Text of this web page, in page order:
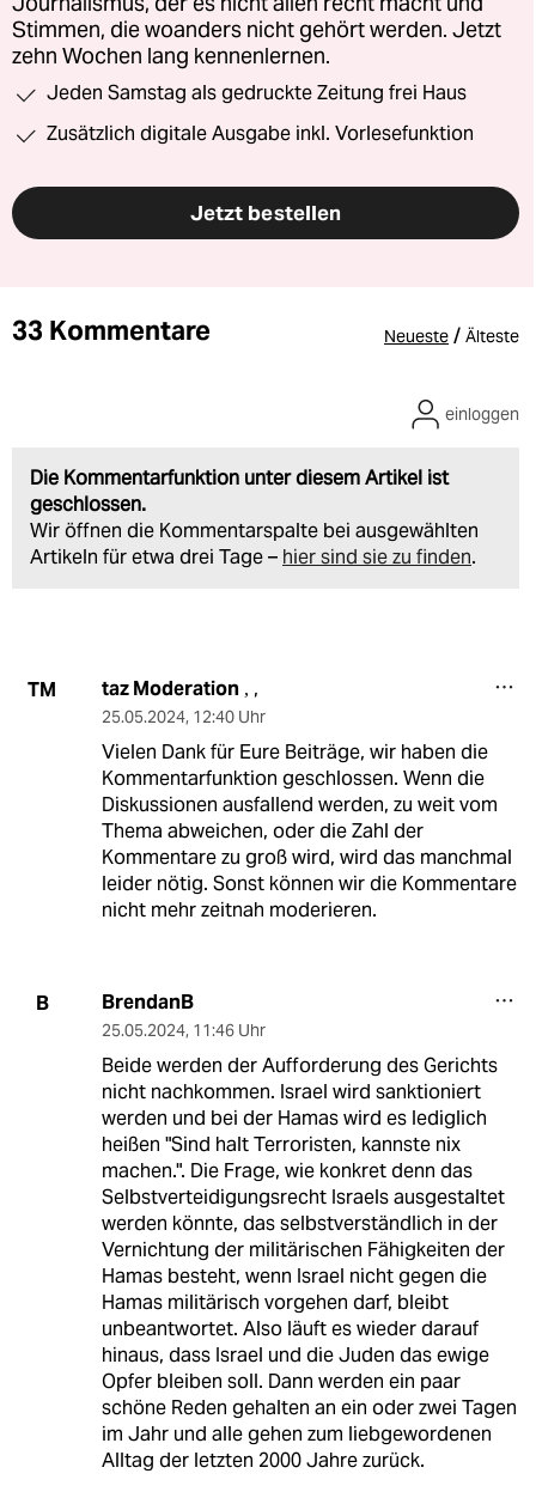
Stimmen, die woanders nicht gehört werden. Jetzt
zehn Wochen lang kennenlernen.
Jeden Samstag als gedruckte Zeitung frei Haus
Zusätzlich digitale Ausgabe inkl. Vorlesefunktion
Jetzt bestellen
33 Kommentare Neueste / Älteste
Die Kommentarfunktion unter diesem Artikel ist
geschlossen.
Wir öffnen die Kommentarspalte bei ausgewählten
Artikeln für etwa drei Tage – hier sind sie zu finden.
einloggen
TM taz Moderation , ,
25.05.2024, 12:40 Uhr
Vielen Dank für Eure Beiträge, wir haben die
Kommentarfunktion geschlossen. Wenn die
Diskussionen ausfallend werden, zu weit vom
Thema abweichen, oder die Zahl der
Kommentare zu groß wird, wird das manchmal
leider nötig. Sonst können wir die Kommentare
nicht mehr zeitnah moderieren.
B BrendanB
25.05.2024, 11:46 Uhr
Beide werden der Aufforderung des Gerichts
nicht nachkommen. Israel wird sanktioniert
werden und bei der Hamas wird es lediglich
heißen "Sind halt Terroristen, kannste nix
machen.". Die Frage, wie konkret denn das
Selbstverteidigungsrecht Israels ausgestaltet
werden könnte, das selbstverständlich in der
Vernichtung der militärischen Fähigkeiten der
Hamas besteht, wenn Israel nicht gegen die
Hamas militärisch vorgehen darf, bleibt
unbeantwortet. Also läuft es wieder darauf
hinaus, dass Israel und die Juden das ewige
Opfer bleiben soll. Dann werden ein paar
schöne Reden gehalten an ein oder zwei Tagen
im Jahr und alle gehen zum liebgewordenen
Alltag der letzten 2000 Jahre zurück.